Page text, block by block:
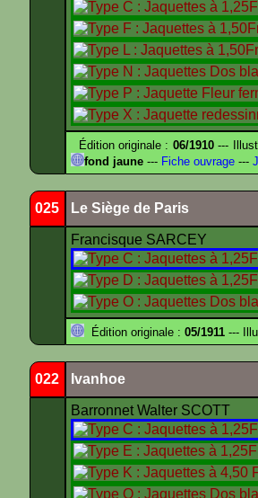
Édition originale : 06/1910---
fond jaune --- Fiche ouvrage ---
025 Le Siège de Paris
Francisque SARCEY
Édition originale : 05/1911 ---
022 Ivanhoe
Barronnet Walter SCOTT